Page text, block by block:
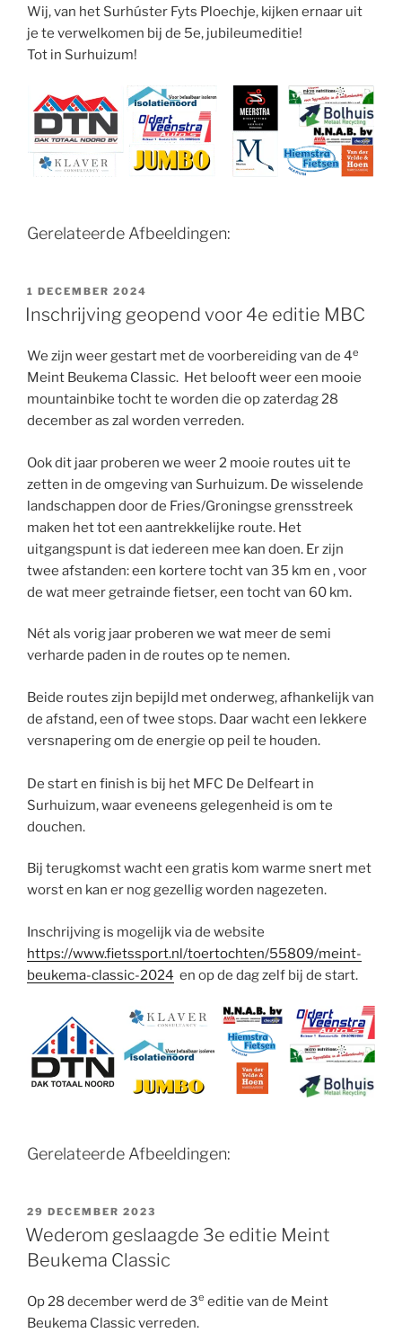
Wij, van het Surhúster Fyts Ploechje, kijken ernaar uit
je te verwelkomen bij de 5e, jubileumeditie!
Tot in Surhuizum!
Gerelateerde Afbeeldingen:
GEPLAATST
OP
1 DECEMBER 2024
Inschrijving geopend voor 4e editie MBC
We zijn weer gestart met de voorbereiding van de 4e
Meint Beukema Classic. Het belooft weer een mooie
mountainbike tocht te worden die op zaterdag 28
december as zal worden verreden.
Ook dit jaar proberen we weer 2 mooie routes uit te
zetten in de omgeving van Surhuizum. De wisselende
landschappen door de Fries/Groningse grensstreek
maken het tot een aantrekkelijke route. Het
uitgangspunt is dat iedereen mee kan doen. Er zijn
twee afstanden: een kortere tocht van 35 km en , voor
de wat meer getrainde fietser, een tocht van 60 km.
Nét als vorig jaar proberen we wat meer de semi
verharde paden in de routes op te nemen.
Beide routes zijn bepijld met onderweg, afhankelijk van
de afstand, een of twee stops. Daar wacht een lekkere
versnapering om de energie op peil te houden.
De start en finish is bij het MFC De Delfeart in
Surhuizum, waar eveneens gelegenheid is om te
douchen.
Bij terugkomst wacht een gratis kom warme snert met
worst en kan er nog gezellig worden nagezeten.
Inschrijving is mogelijk via de website
https://www.fietssport.nl/toertochten/55809/meint-
beukema-classic-2024 en op de dag zelf bij de start.
Gerelateerde Afbeeldingen:
GEPLAATST
OP
29 DECEMBER 2023
Wederom geslaagde 3e editie Meint
Beukema Classic
Op 28 december werd de 3e editie van de Meint
Beukema Classic verreden.